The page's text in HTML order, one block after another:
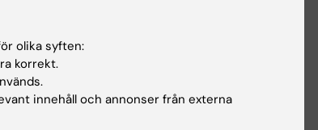
5 veckor
olika syften:
korrekt.
innehåll och annonser från externa